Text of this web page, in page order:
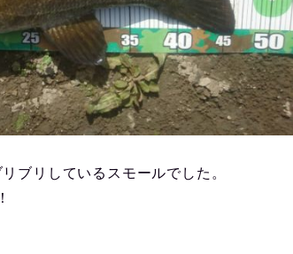
ブリしているスモールでした。